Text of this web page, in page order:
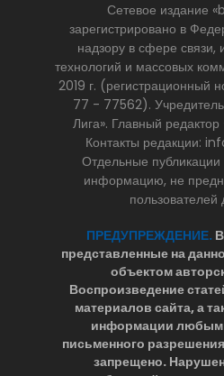
Сетевое издание
зарегистрировано в
надзору в сфере
технологий и массовых
2019 г.
77 - 77562).
Лига». Главный
Контакты редакции:
Отдельные публикации
информацию, не
пользователей
ПРЕДУПРЕЖДЕНИЕ.
представленные на
объектом
Воспроизведение
материалов сайта, а
информации любым
письменного
запрещено.